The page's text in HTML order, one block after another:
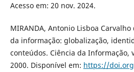
Acesso em: 20 nov. 2024.
MIRANDA, Antonio Lisboa
da informação: globalização,
conteúdos. Ciência da Informação,
2000. Disponível em: https://